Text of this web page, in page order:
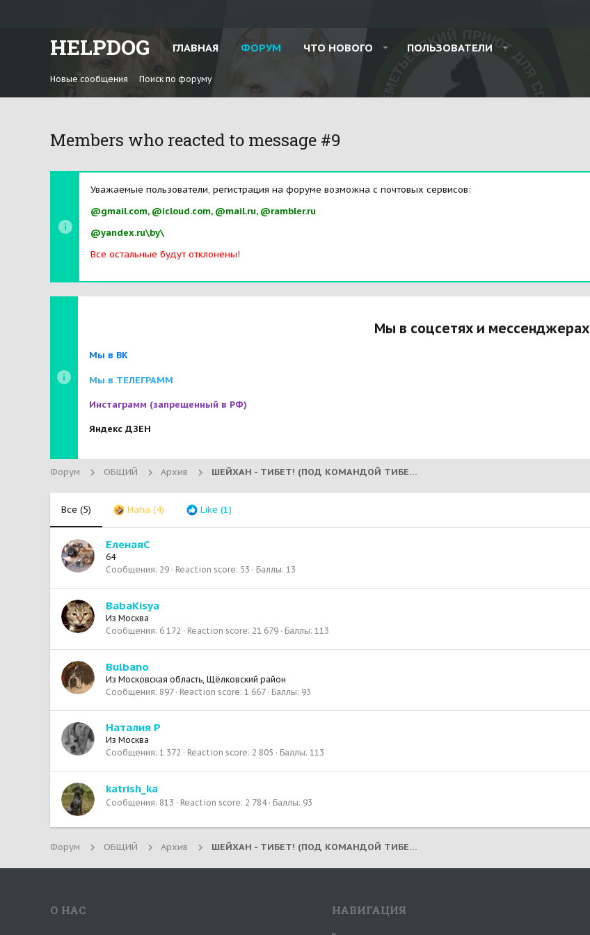
HELPDOG ГЛАВНАЯ ФОРУМ ЧТО НОВОГО ПОЛЬЗОВАТЕЛИ
Новые сообщения Поиск по форуму
Members who reacted to message #9
Уважаемые пользователи, регистрация на форуме возможна с почтовых сервисов:
@gmail.com, @icloud.com, @mail.ru, @rambler.ru
@yandex.ru\by\
Все остальные будут отклонены!
Мы в соцсетях и мессенджерах
Мы в ВК
Мы в ТЕЛЕГРАММ
Инстаграмм (запрещенный в РФ)
Яндекс ДЗЕН
Форум ОБЩИЙ Архив ШЕЙХАН - ТИБЕТ! (ПОД КОМАНДОЙ ТИБЕТОВ)
Все (5) Haha (4) Like (1)
ЕленаяС
64
Сообщения 29 Reaction score 53 Баллы 13
BabaKisya
Из Москва
Сообщения 6 172 Reaction score 21 679 Баллы 113
Bulbano
Из Московская область, Щёлковский район
Сообщения 897 Reaction score 1 667 Баллы 93
Наталия Р
Из Москва
Сообщения 1 372 Reaction score 2 805 Баллы 113
katrish_ka
Сообщения 813 Reaction score 2 784 Баллы 93
Форум ОБЩИЙ Архив ШЕЙХАН - ТИБЕТ! (ПОД КОМАНДОЙ ТИБЕТОВ)
О НАС НАВИГАЦИЯ